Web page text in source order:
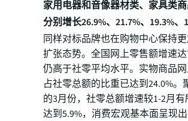
家用电器和音像器材类、家具类
分别增长26.9%、21.7%、19.3%、
同样对标品牌也在购物中心保持
扩张态势。全国网上零售额增速达
仍高于社零平均水平。实物商品
占社零总额的比重已达到24.0%。
的3月份，社零总额增速较1-2月有
达到5.9%，消费宏观基本面呈现